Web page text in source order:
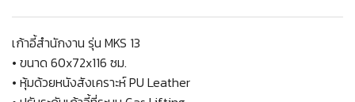
เก้าอี้สำนักงาน รุ่น MKS 13
• ขนาด 60x72x116 ซม.
• หุ้มด้วยหนังสังเคราะห์ PU Leather